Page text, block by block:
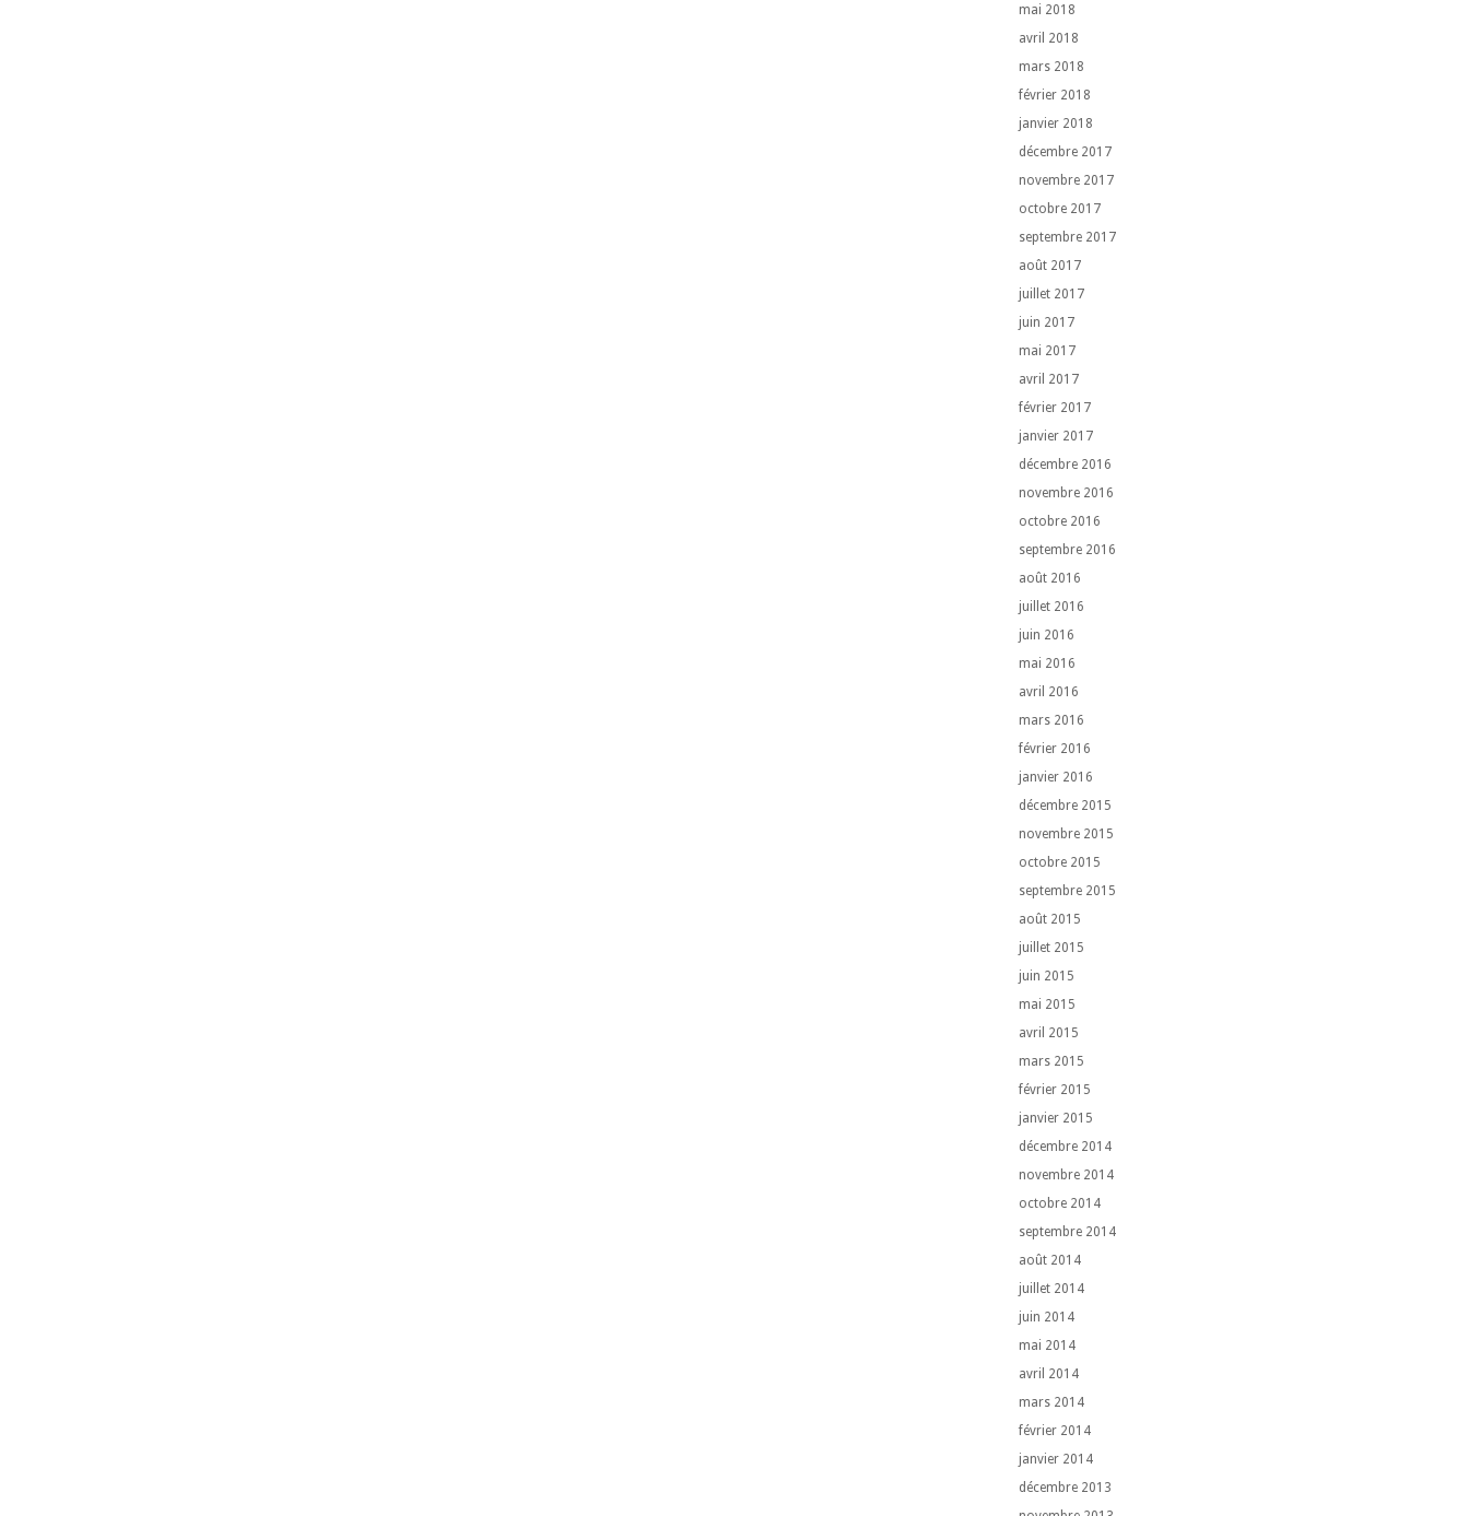
mai 2018
avril 2018
mars 2018
février 2018
janvier 2018
décembre 2017
novembre 2017
octobre 2017
septembre 2017
août 2017
juillet 2017
juin 2017
mai 2017
avril 2017
février 2017
janvier 2017
décembre 2016
novembre 2016
octobre 2016
septembre 2016
août 2016
juillet 2016
juin 2016
mai 2016
avril 2016
mars 2016
février 2016
janvier 2016
décembre 2015
novembre 2015
octobre 2015
septembre 2015
août 2015
juillet 2015
juin 2015
mai 2015
avril 2015
mars 2015
février 2015
janvier 2015
décembre 2014
novembre 2014
octobre 2014
septembre 2014
août 2014
juillet 2014
juin 2014
mai 2014
avril 2014
mars 2014
février 2014
janvier 2014
décembre 2013